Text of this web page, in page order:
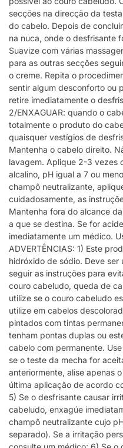
secções na direcção da
do cabelo. Depois de
na nuca, onde o desfrisante
Suavize com várias
para as outras secções
o creme. Repita o
sentir algum desconforto ou
retire imediatamente o
2/ENXAGUAR: quando o
totalmente o produto do
quaisquer vestígios de
Mantenha o cabelo direito.
lavagem. Aplique 2-3 vezes
alcalino, pH igual a 7 ou
champô neutralizante,
cuidadosamente, as
Mantenha fora do alcance
a que se destina. Se for
imediatamente um médico.
ADVERTÊNCIAS: 1) Este
hidróxido de sódio. Deve
seguir as instruções para
couro cabeludo, queda de
utilize se o couro cabeludo
utilize em cabelos
pintados com tintas
tenham pontas duplas ou
cabelo com permanente.
se o teste da mecha for
anteriormente, alise apenas
última aplicação de acordo
5) Se o desfrisante causar
cabeludo, enxagúe
champô neutralizante cujo
separado). Se a irritação